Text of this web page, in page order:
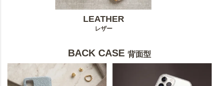
LEATHER
レザー
BACK CASE 背面型